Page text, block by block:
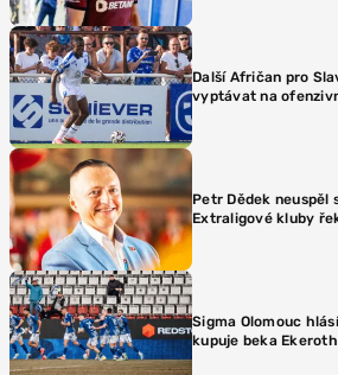
Další Afričan pro
vyptávat na
Petr Dědek neuspěl
Extraligové kluby
Sigma Olomouc
kupuje beka